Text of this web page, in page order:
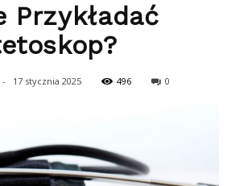
Przykładać
- 17 stycznia 2025 496 0